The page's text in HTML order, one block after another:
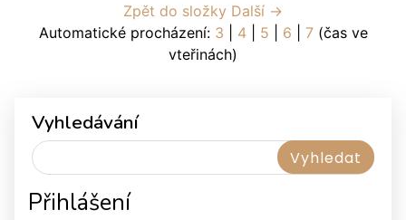
Zpět do složky Další →
Automatické procházení: 3 4| 5 6 7(čas ve
vteřinách)
Vyhledávání
Přihlášení